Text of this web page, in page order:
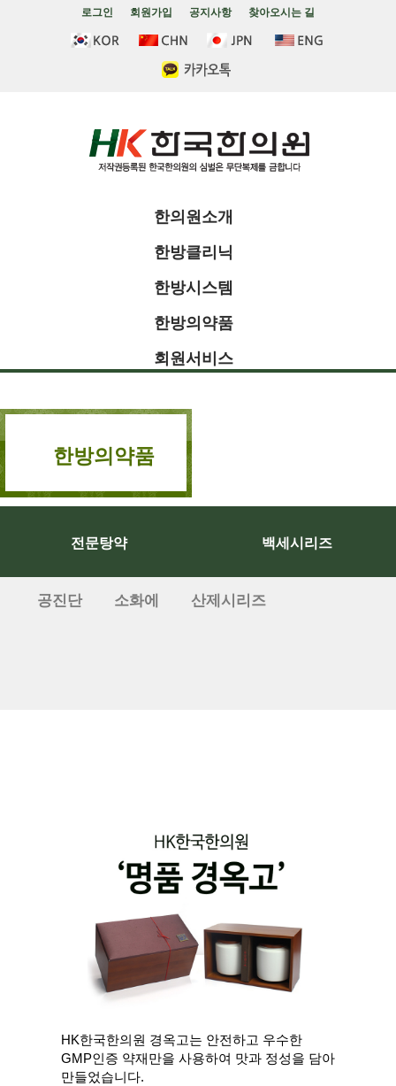
로그인 회원가입 공지사항 찾아오시는 길
한의원소개
한방클리닉
한방시스템
한방의약품
회원서비스
한방의약품
전문탕약 백세시리즈
공진단 소화에 산제시리즈
HK한국한의원 경옥고는 안전하고 우수한
GMP인증 약재만을 사용하여 맛과 정성을 담아
만들었습니다.